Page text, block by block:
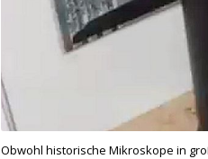
Obwohl historische Mikroskope in